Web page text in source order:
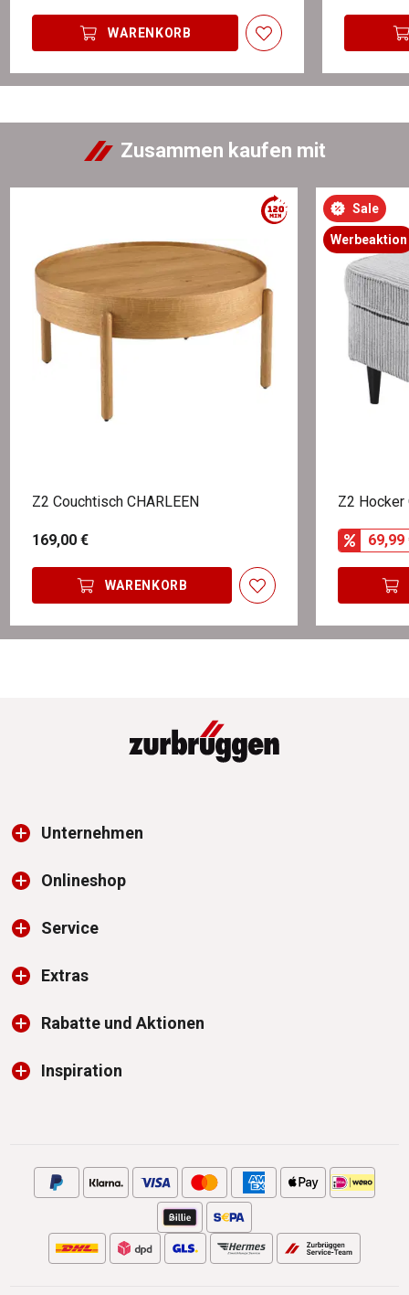
WARENKORB
Zusammen kaufen mit
Z2 Couchtisch CHARLEEN
169,00 €
WARENKORB
Sale
Werbeaktion
Z2 Hocker
69,99
Unternehmen
Onlineshop
Service
Extras
Rabatte und Aktionen
Inspiration